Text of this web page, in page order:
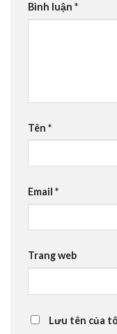
Bình luận *
Tên *
Email *
Trang web
Lưu tên của